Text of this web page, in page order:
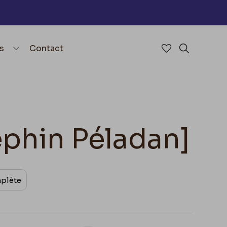
Contact Accéder à
Péladan]